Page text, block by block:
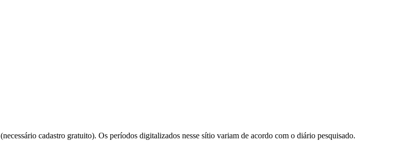
(necessário cadastro gratuito). Os períodos digitalizados nesse sítio variam de acordo com o diário pesquisado.